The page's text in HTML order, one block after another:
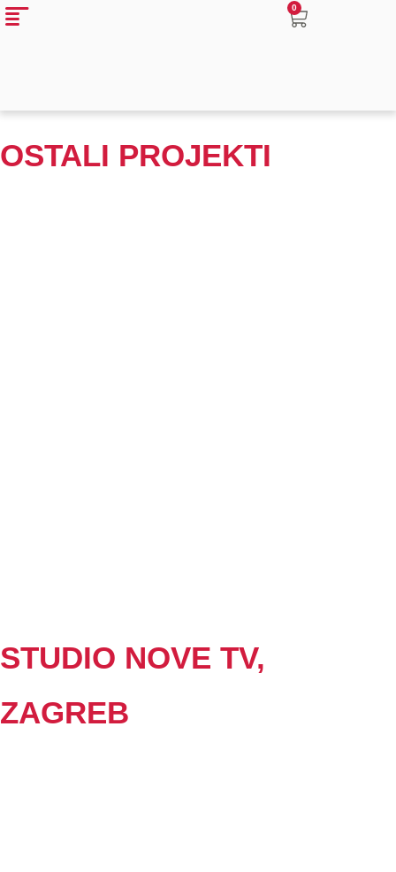
0
OSTALI PROJEKTI
STUDIO NOVE TV,
ZAGREB